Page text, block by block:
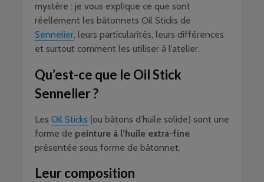
mystère : je vous explique ce que sont
réellement les bâtonnets Oil Sticks de
Sennelier, leurs particularités, leurs différences
et surtout comment les utiliser à l’atelier.
Qu’est-ce que le Oil Stick
Sennelier ?
Les Oil Sticks (ou bâtons d’huile solide) sont une
forme de peinture à l’huile extra-fine
présentée sous forme de bâtonnet.
Leur composition